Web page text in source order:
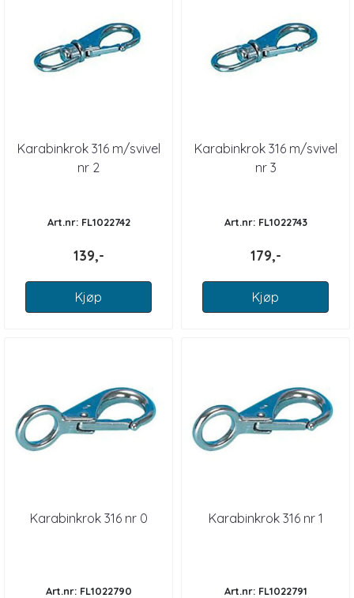
Karabinkrok 316 m/svivel
nr 2
Art.nr: FL1022742
139,-
Kjøp
Karabinkrok 316 m/svivel
nr 3
Art.nr: FL1022743
179,-
Kjøp
Karabinkrok 316 nr 0
Art.nr: FL1022790
Karabinkrok 316 nr 1
Art.nr: FL1022791